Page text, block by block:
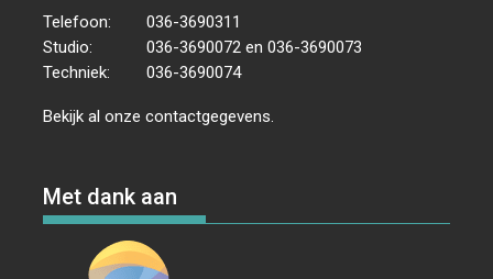
Telefoon:
036-3690311
Studio:
036-3690072 en 036-3690073
Techniek:
036-3690074
Bekijk al onzecontactgegevens
Met dank aan